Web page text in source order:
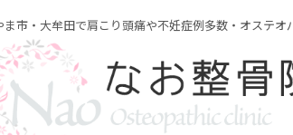
ま市・大牟田で肩こり頭痛や不妊症例多数・オステオ